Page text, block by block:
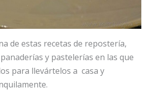
de estas recetas de repostería,
y pastelerías en las que
para llevártelos a casa y